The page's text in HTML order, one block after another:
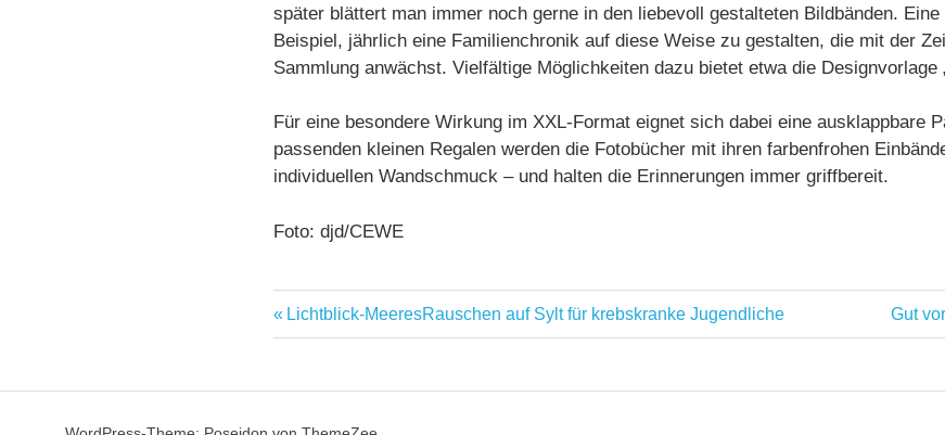
später blättert man immer noch gerne in den liebevoll gestalteten Bildbänden.
Beispiel, jährlich eine Familienchronik auf diese Weise zu gestalten, die mit der
Sammlung anwächst. Vielfältige Möglichkeiten dazu bietet etwa die Designvorlage
Für eine besondere Wirkung im XXL-Format eignet sich dabei eine ausklappbare
passenden kleinen Regalen werden die Fotobücher mit ihren farbenfrohen
individuellen Wandschmuck – und halten die Erinnerungen immer griffbereit.
Foto: djd/CEWE
Familienfotos
Kreative
Beitragsnavigation
Vorheriger
Beitrag:
Lichtblick-MeeresRauschen auf Sylt für krebskranke Jugendliche Gut